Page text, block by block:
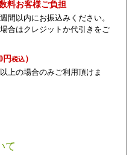
料お客様ご負担
間以内にお振込みください。
合はクレジットか代引きをご
円税込）
上の場合のみご利用頂けま
て